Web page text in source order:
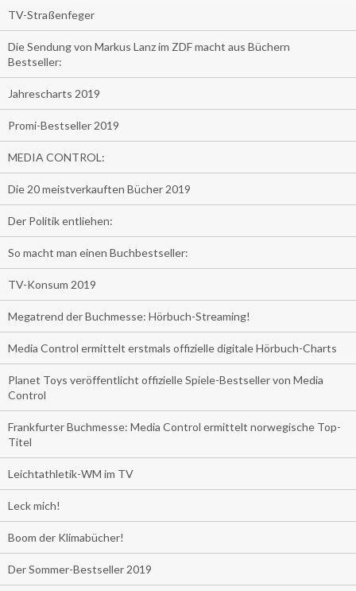
TV-Straßenfeger
Die Sendung von Markus Lanz im ZDF macht aus Büchern
Bestseller:
Jahrescharts 2019
Promi-Bestseller 2019
MEDIA CONTROL:
Die 20 meistverkauften Bücher 2019
Der Politik entliehen:
So macht man einen Buchbestseller:
TV-Konsum 2019
Megatrend der Buchmesse: Hörbuch-Streaming!
Media Control ermittelt erstmals offizielle digitale Hörbuch-Charts
Planet Toys veröffentlicht offizielle Spiele-Bestseller von Media
Control
Frankfurter Buchmesse: Media Control ermittelt norwegische Top-
Titel
Leichtathletik-WM im TV
Leck mich!
Boom der Klimabücher!
Der Sommer-Bestseller 2019